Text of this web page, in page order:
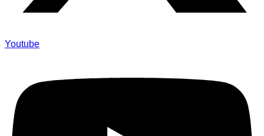
Youtube